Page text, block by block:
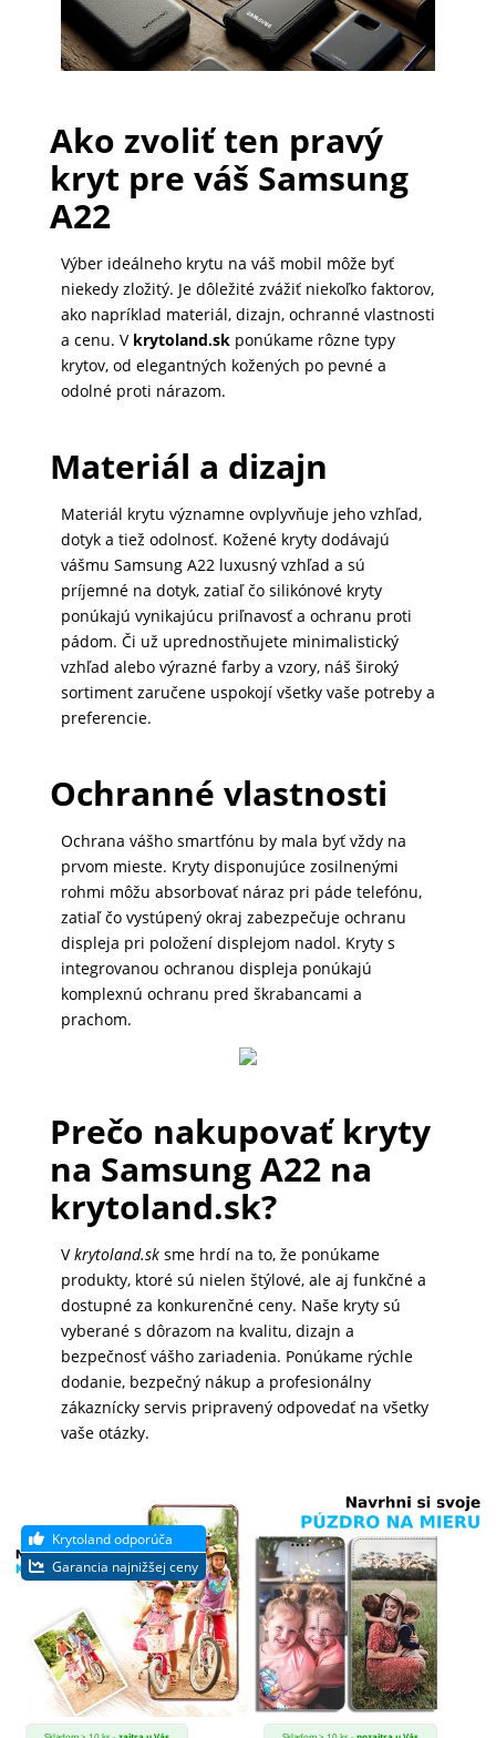
NOTEBOOK
GAMING
AUTOPRÍSLUŠENSTVO
DOMÁCNOSŤ
POPSOCKETY
HODINKY
PRÍSLUŠENSTVO
SPOTREBIČE
KANCELÁRIA
ŽIVOTNÝ
ZDRAVIE
DIELŇA
A
Ako zvoliť ten pravý
kryt pre váš Samsung
A22
Výber ideálneho krytu na váš mobil môže byť
niekedy zložitý. Je dôležité zvážiť niekoľko faktorov,
ako napríklad materiál, dizajn, ochranné vlastnosti
a cenu. V krytoland.skponúkame rôzne typy
krytov, od elegantných kožených po pevné a
odolné proti nárazom.
Materiál a dizajn
Materiál krytu významne ovplyvňuje jeho vzhľad,
dotyk a tiež odolnosť. Kožené kryty dodávajú
vášmu Samsung A22 luxusný vzhľad a sú
príjemné na dotyk, zatiaľ čo silikónové kryty
ponúkajú vynikajúcu priľnavosť a ochranu proti
pádom. Či už uprednostňujete minimalistický
vzhľad alebo výrazné farby a vzory, náš široký
sortiment zaručene uspokojí všetky vaše potreby a
preferencie.
Ochranné vlastnosti
Ochrana vášho smartfónu by mala byť vždy na
prvom mieste. Kryty disponujúce zosilnenými
rohmi môžu absorbovať náraz pri páde telefónu,
zatiaľ čo vystúpený okraj zabezpečuje ochranu
displeja pri položení displejom nadol. Kryty s
integrovanou ochranou displeja ponúkajú
komplexnú ochranu pred škrabancami a
prachom.
Prečo nakupovať kryty
na Samsung A22 na
krytoland.sk?
Vkrytoland.sksme hrdí na to, že ponúkame
produkty, ktoré sú nielen štýlové, ale aj funkčné a
dostupné za konkurenčné ceny. Naše kryty sú
vyberané s dôrazom na kvalitu, dizajn a
bezpečnosť vášho zariadenia. Ponúkame rýchle
dodanie, bezpečný nákup a profesionálny
zákaznícky servis pripravený odpovedať na všetky
vaše otázky.